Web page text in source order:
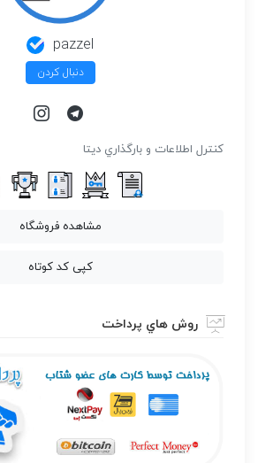
pazzel
دنبال کردن
كنترل اطلاعات و بارگذاري ديتا
مشاهده فروشگاه
کپی کد کوتاه
روش هاي پرداخت